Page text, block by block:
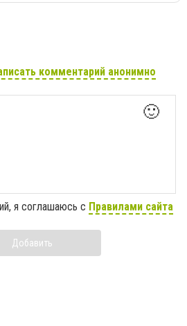
комментарий анонимно
🙂
я соглашаюсь с Правилами сайта
Добавить